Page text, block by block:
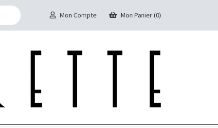
Mon Compte Mon Panier (0)